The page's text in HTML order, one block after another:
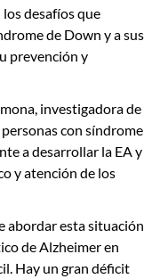
losdesafíos que
de Down y a sus
prevención y
, investigadora de
personas con síndrome
a desarrollar la EA y
y atención de los
abordar esta situación
de Alzheimer en
Hay un gran déficit